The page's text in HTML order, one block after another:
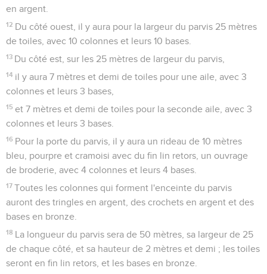
en argent.
12 Du côté ouest, il y aura pour la largeur du parvis 25 mètres
de toiles, avec 10 colonnes et leurs 10 bases.
13 Du côté est, sur les 25 mètres de largeur du parvis,
14 il y aura 7 mètres et demi de toiles pour une aile, avec 3
colonnes et leurs 3 bases,
15 et 7 mètres et demi de toiles pour la seconde aile, avec 3
colonnes et leurs 3 bases.
16 Pour la porte du parvis, il y aura un rideau de 10 mètres
bleu, pourpre et cramoisi avec du fin lin retors, un ouvrage
de broderie, avec 4 colonnes et leurs 4 bases.
17 Toutes les colonnes qui forment l'enceinte du parvis
auront des tringles en argent, des crochets en argent et des
bases en bronze.
18 La longueur du parvis sera de 50 mètres, sa largeur de 25
de chaque côté, et sa hauteur de 2 mètres et demi ; les toiles
seront en fin lin retors, et les bases en bronze.